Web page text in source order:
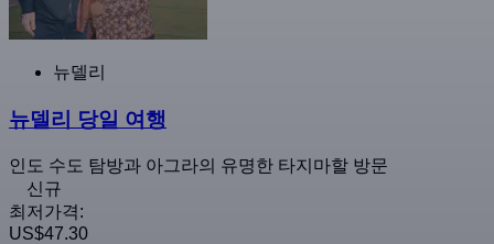
뉴델리
뉴델리 당일 여행
인도 수도 탐방과 아그라의 유명한 타지마할 방문
신규
최저가격:
US$47.30